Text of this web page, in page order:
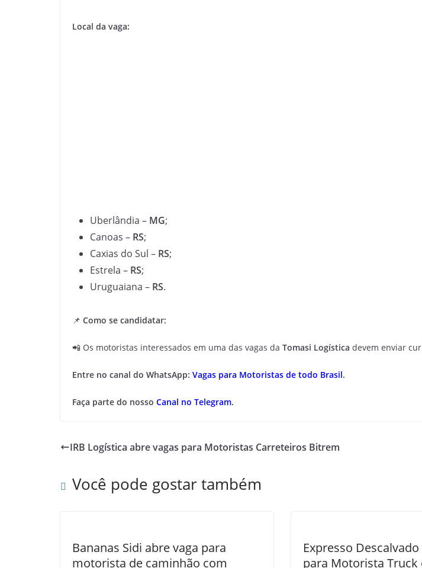
Local da vaga:
Uberlândia – MG;
Canoas – RS;
Caxias do Sul – RS;
Estrela – RS;
Uruguaiana – RS.
📌 Como se candidatar:
📲 Os motoristas interessados em uma das vagas da Tomasi Logística devem enviar
Entre no canal do WhatsApp: Vagas para Motoristas de todo Brasil.
Faça parte do nosso Canal no Telegram.
IRB Logística abre vagas para Motoristas Carreteiros Bitrem
Você pode gostar também
Bananas Sidi abre vaga para
motorista de caminhão com
Expresso
para Motorista Truck